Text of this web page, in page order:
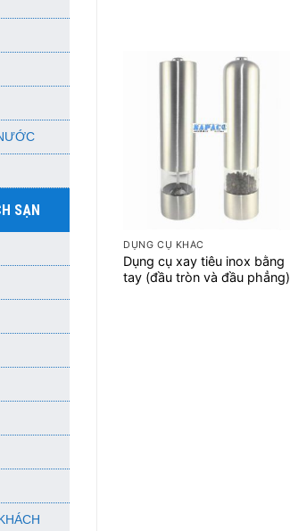
SẠN
DỤNG CỤ KHÁC
Dụng cụ xay tiêu inox bằng
tay (đầu tròn và đầu phẳng)